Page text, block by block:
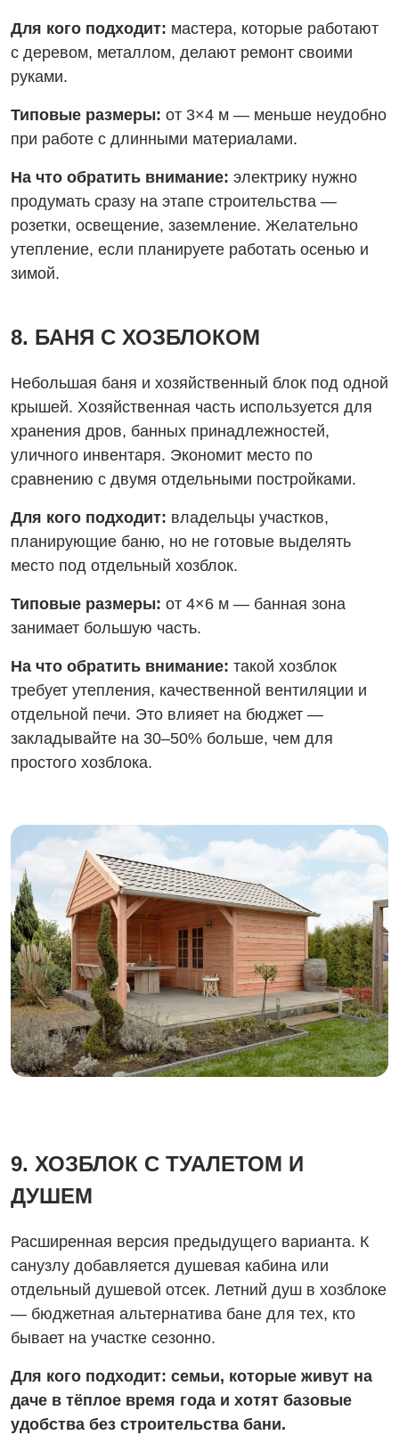
Для кого подходит: мастера, которые работают
с деревом, металлом, делают ремонт своими
руками.
Типовые размеры: от 3×4 м — меньше неудобно
при работе с длинными материалами.
На что обратить внимание: электрику нужно
продумать сразу на этапе строительства —
розетки, освещение, заземление. Желательно
утепление, если планируете работать осенью и
зимой.
8. БАНЯ С ХОЗБЛОКОМ
Небольшая баня и хозяйственный блок под одной
крышей. Хозяйственная часть используется для
хранения дров, банных принадлежностей,
уличного инвентаря. Экономит место по
сравнению с двумя отдельными постройками.
Для кого подходит: владельцы участков,
планирующие баню, но не готовые выделять
место под отдельный хозблок.
Типовые размеры: от 4×6 м — банная зона
занимает большую часть.
На что обратить внимание: такой хозблок
требует утепления, качественной вентиляции и
отдельной печи. Это влияет на бюджет —
закладывайте на 30–50% больше, чем для
простого хозблока.
9. ХОЗБЛОК С ТУАЛЕТОМ И
ДУШЕМ
Расширенная версия предыдущего варианта. К
санузлу добавляется душевая кабина или
отдельный душевой отсек. Летний душ в хозблоке
— бюджетная альтернатива бане для тех, кто
бывает на участке сезонно.
Для кого подходит: семьи, которые живут на
даче в тёплое время года и хотят базовые
удобства без строительства бани.